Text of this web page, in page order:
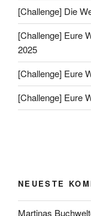
[Challenge] Die
[Challenge] Eure
2025
[Challenge] Eure
[Challenge] Eure
NEUESTE
Martinas